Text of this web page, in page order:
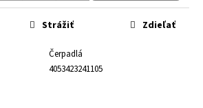
Čerpadlá
4053423241105
Strážiť Zdieľať